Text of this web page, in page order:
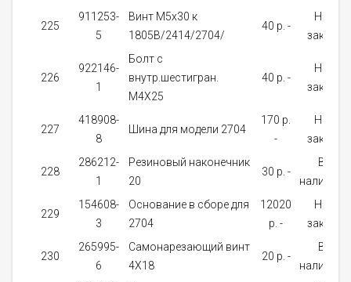
225
911253-
5
Винт M5x30 к
1805B/2414/2704/
40 p. -
На
заказ
226
922146-
1
Болт с
внутр.шестигран.
М4Х25
40 p. -
На
заказ
227
418908-
8
Шина для модели 2704
170 p.
-
На
заказ
228
286212-
1
Резиновый наконечник
20
30 p. -
В
наличии
229
154608-
3
Основание в сборе для
2704
12020
p. -
На
заказ
230
265995-
6
Самонарезающий винт
4X18
20 p. -
В
наличии